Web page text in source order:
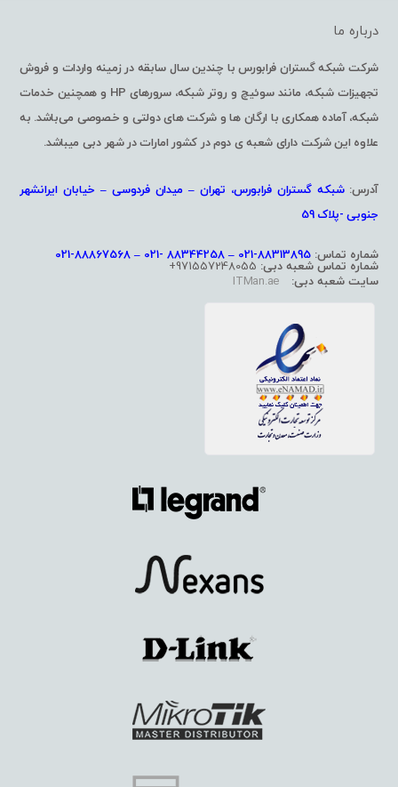
درباره ما
شرکت شبکه گستران فرابورس با چندین سال سابقه در زمینه واردات و فروش
تجهیزات شبکه، مانند سوئیچ و روتر شبکه، سرورهای HP و همچنین خدمات
شبکه، آماده همکاری با ارگان ها و شرکت های دولتی و خصوصی می‌باشد. به
علاوه این شرکت دارای شعبه ی دوم در کشور امارات در شهر دبی میباشد.
آدرس:شبکه گستران فرابورس، تهران – میدان فردوسی – خیابان ایرانشهر
جنوبی -پلاک 59
شماره تماس: 88313895-021 – 88344258 -021 – 88867568-021
شماره تماس شعبه دبی:
سایت شعبه دبی: ITMan.ae